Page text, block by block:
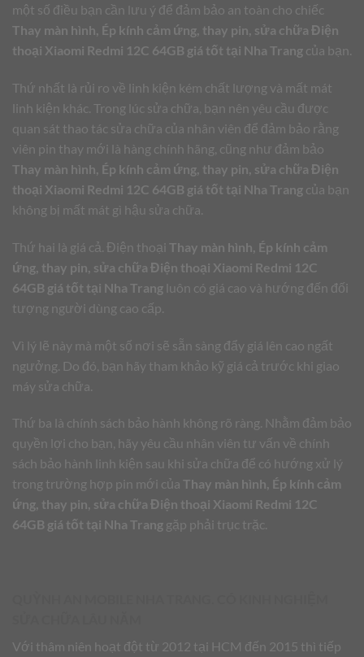
một số điều bạn cần lưu ý để đảm bảo an toàn cho chiếc
Thay màn hình, Ép kính cảm ứng, thay pin, sửa chữa Điện
thoại Xiaomi Redmi 12C 64GB giá tốt tại Nha Trang của bạn.
Thứ nhất là rủi ro về linh kiện kém chất lượng và mất mát
linh kiện khác. Trong lúc sửa chữa, bạn nên yêu cầu được
quan sát thao tác sửa chữa của nhân viên để đảm bảo rằng
viên pin thay mới là hàng chính hãng, cũng như đảm bảo
Thay màn hình, Ép kính cảm ứng, thay pin, sửa chữa Điện
thoại Xiaomi Redmi 12C 64GB giá tốt tại Nha Trang của bạn
không bị mất mát gì hậu sửa chữa.
Thứ hai là giá cả. Điện thoại Thay màn hình, Ép kính cảm
ứng, thay pin, sửa chữa Điện thoại Xiaomi Redmi 12C
64GB giá tốt tại Nha Trang luôn có giá cao và hướng đến đối
tượng người dùng cao cấp.
Vì lý lẽ này mà một số nơi sẽ sẵn sàng đẩy giá lên cao ngất
ngưởng. Do đó, bạn hãy tham khảo kỹ giá cả trước khi giao
máy sửa chữa.
Thứ ba là chính sách bảo hành không rõ ràng. Nhằm đảm bảo
quyền lợi cho bạn, hãy yêu cầu nhân viên tư vấn về chính
sách bảo hành linh kiện sau khi sửa chữa để có hướng xử lý
trong trường hợp pin mới của Thay màn hình, Ép kính cảm
ứng, thay pin, sửa chữa Điện thoại Xiaomi Redmi 12C
64GB giá tốt tại Nha Trang gặp phải trục trặc.
Với thâm niên hoạt đột từ 2012 tại HCM đến 2015 thì tiếp